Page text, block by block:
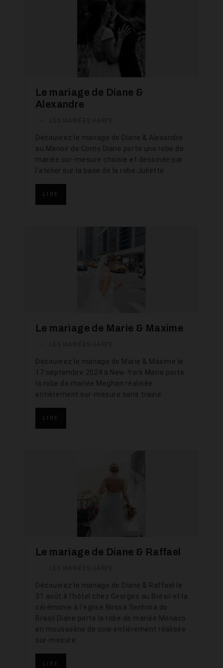
Le mariage de Diane &
Alexandre
Découvrez le mariage de Diane & Alexandre
au Manoir de Corny Diane porte une robe de
mariée sur-mesure choisie et dessinée par
l'atelier sur la base de la robe Juliette
LIRE
Le mariage de Marie & Maxime
Découvrez le mariage de Marie & Maxime le
17 septembre 2024 à New-York Marie porte
la robe de mariée Meghan réalisée
entièrement sur-mesure sans traine
LIRE
Le mariage de Diane & Raffael
Découvrez le mariage de Diane & Raffael le
31 août à l'hôtel chez Georges au Brésil et la
cérémonie à l'église Nossa Senhora do
Brasil Diane porte la robe de mariée Monaco
en mousseline de soie entièrement réalisée
sur-mesure
LIRE